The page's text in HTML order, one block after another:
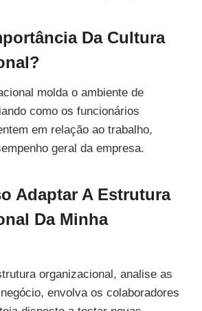
Da Cultura
molda o ambiente de
como os funcionários
em relação ao trabalho,
geral da empresa.
Adaptar A Estrutura
Da Minha
organizacional, analise as
envolva os colaboradores